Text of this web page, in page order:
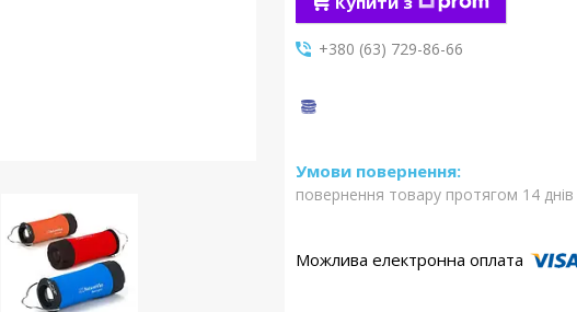
+380 (63) 729-86-66
повернення товару протягом 14 днів